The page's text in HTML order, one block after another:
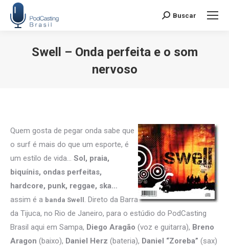
Search:
Buscar
Swell – Onda perfeita e o som
nervoso
Quem gosta de pegar onda sabe que
o surf é mais do que um esporte, é
um estilo de vida… Sol, praia,
biquínis, ondas perfeitas,
hardcore, punk, reggae, ska…
assim é a banda Swell . Direto da Barra
da Tijuca, no Rio de Janeiro, para o estúdio do PodCasting
Brasil aqui em Sampa, Diego Aragão (voz e guitarra), Breno
Aragon (baixo), Daniel Herz (bateria), Daniel “Zoreba” (sax)